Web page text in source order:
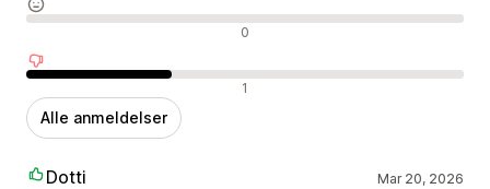
Neutrale anmeldelser 0
Negative anmeldelser 1
Alle anmeldelser
Dotti Mar 20, 2026